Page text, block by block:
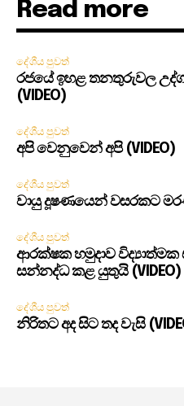
Read more
දේශීය පුවත්
රජයේ ඉහළ තනතුරුවල
(VIDEO)
දේශීය පුවත්
අපි වෙනුවෙන් අපි (VIDEO)
දේශීය පුවත්
වායු දූෂණයෙන් වසරකට
දේශීය පුවත්
ආරක්ෂක හමුදාව
සන්නද්ධ කළ යුතුයි (VIDEO)
දේශීය පුවත්
නිරිතට අද සිට තද වැසි